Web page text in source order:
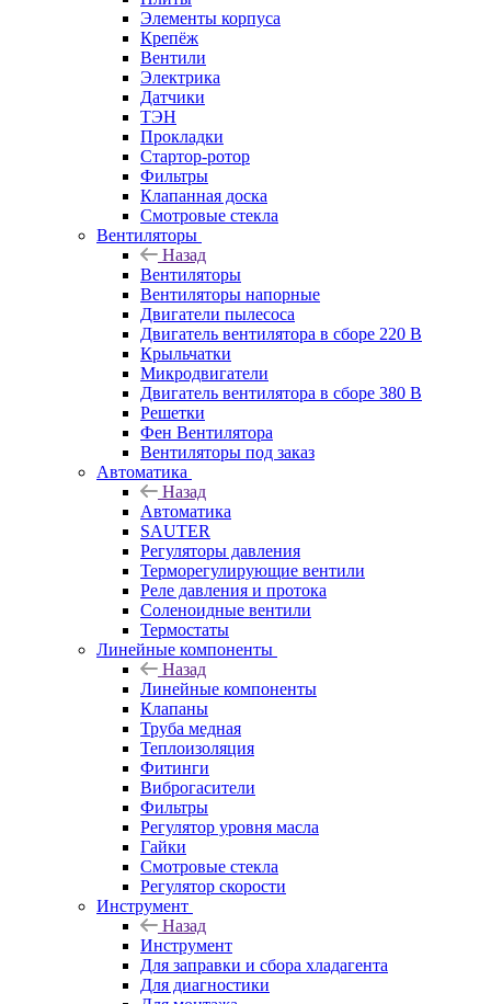
Элементы корпуса
Крепёж
Вентили
Электрика
Датчики
ТЭН
Прокладки
Стартор-ротор
Фильтры
Клапанная доска
Смотровые стекла
Вентиляторы
Назад
Вентиляторы
Вентиляторы напорные
Двигатели пылесоса
Двигатель вентилятора в сборе 220 В
Крыльчатки
Микродвигатели
Двигатель вентилятора в сборе 380 В
Решетки
Фен Вентилятора
Вентиляторы под заказ
Автоматика
Назад
Автоматика
SAUTER
Регуляторы давления
Терморегулирующие вентили
Реле давления и протока
Соленоидные вентили
Термостаты
Линейные компоненты
Назад
Линейные компоненты
Клапаны
Труба медная
Теплоизоляция
Фитинги
Виброгасители
Фильтры
Регулятор уровня масла
Гайки
Смотровые стекла
Регулятор скорости
Инструмент
Назад
Инструмент
Для заправки и сбора хладагента
Для диагностики